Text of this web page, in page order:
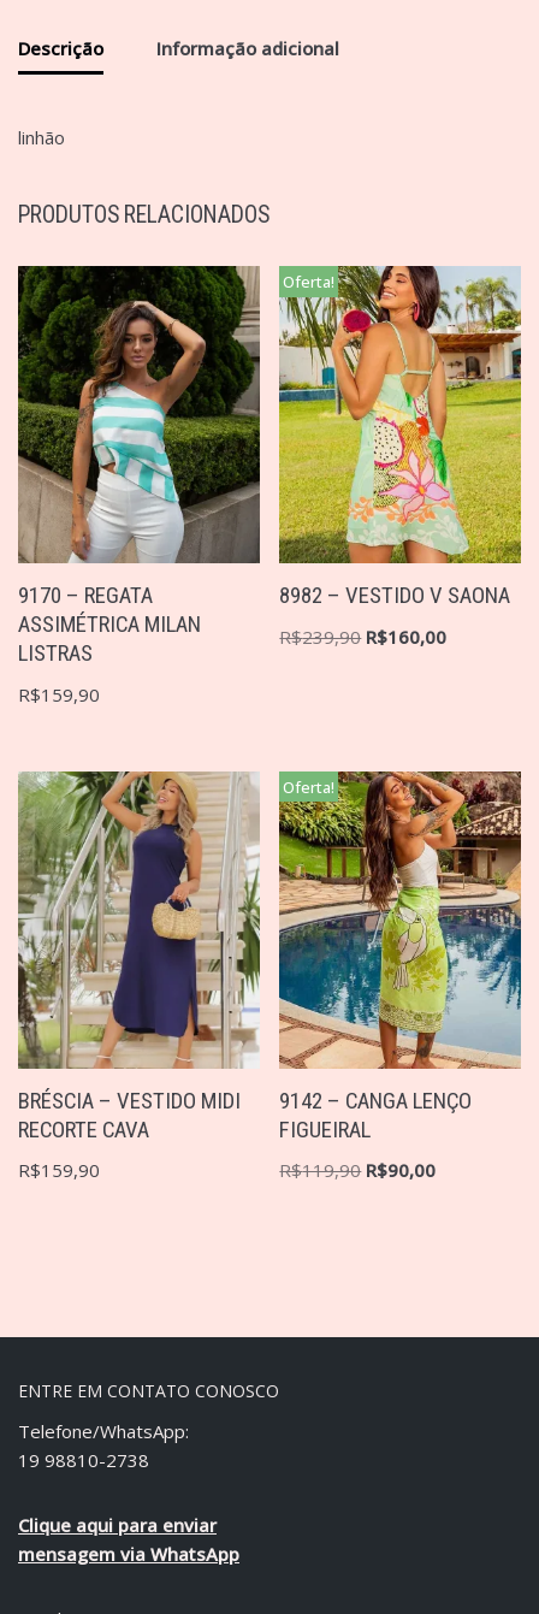
Descrição Informação adicional
linhão
PRODUTOS RELACIONADOS
9170 – REGATA
ASSIMÉTRICA MILAN
LISTRAS
R$159,90
Oferta!
8982 – VESTIDO V SAONA
R$239,90 R$160,00
BRÉSCIA – VESTIDO MIDI
RECORTE CAVA
R$159,90
Oferta!
9142 – CANGA LENÇO
FIGUEIRAL
R$119,90 R$90,00
ENTRE EM CONTATO CONOSCO
Telefone/WhatsApp:
19 98810-2738
Clique aqui para enviar
mensagem via WhatsApp